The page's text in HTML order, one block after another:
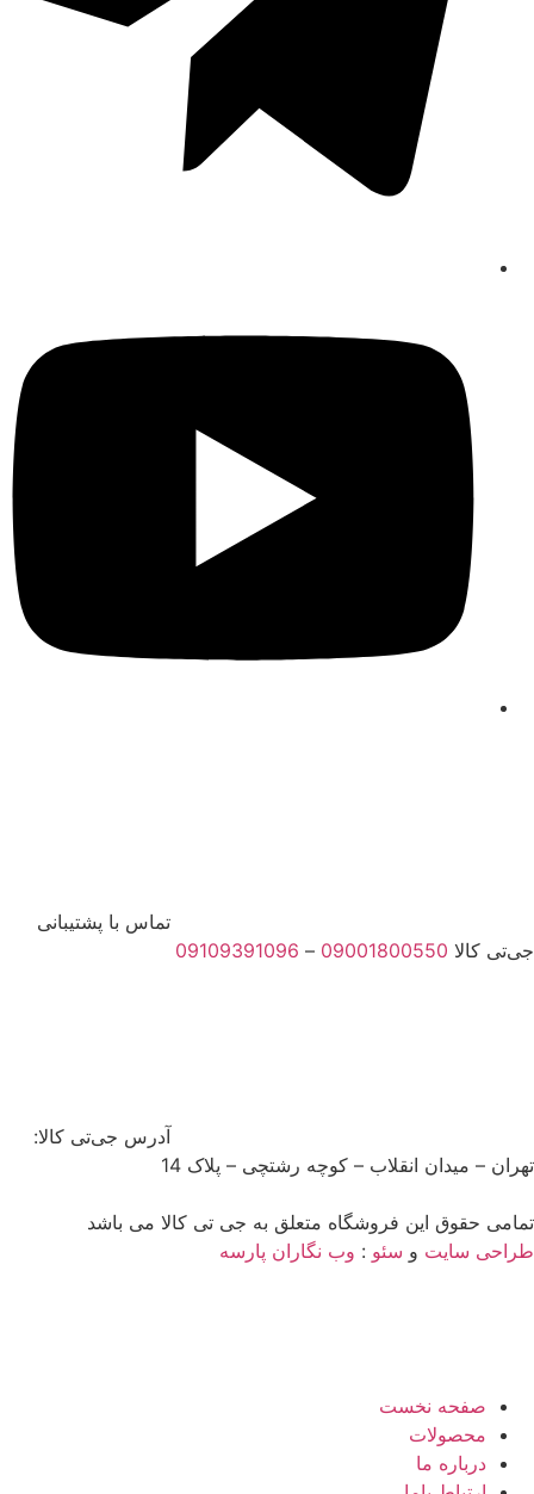
تماس با پشتیبانی
جی‌تی کالا 09001800550
–
09109391096
آدرس جی‌تی کالا:
تهران – میدان انقلاب – کوچه رشتچی – پلاک 14
تمامی حقوق این فروشگاه متعلق به جی تی کالا می باشد
طراحی سایت و سئو : وب نگاران پارسه
صفحه نخست
محصولات
درباره ما